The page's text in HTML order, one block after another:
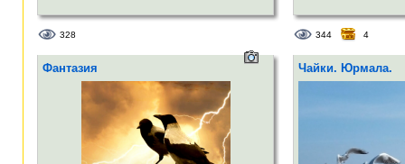
328 344 4
Фантазия Чайки. Юрмала.